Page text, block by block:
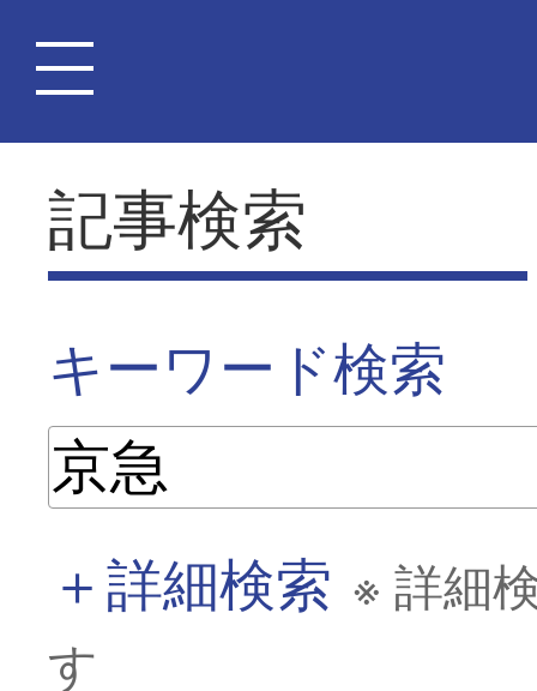
記事検索
キーワード検索
＋詳細検索 ※ 詳細
す